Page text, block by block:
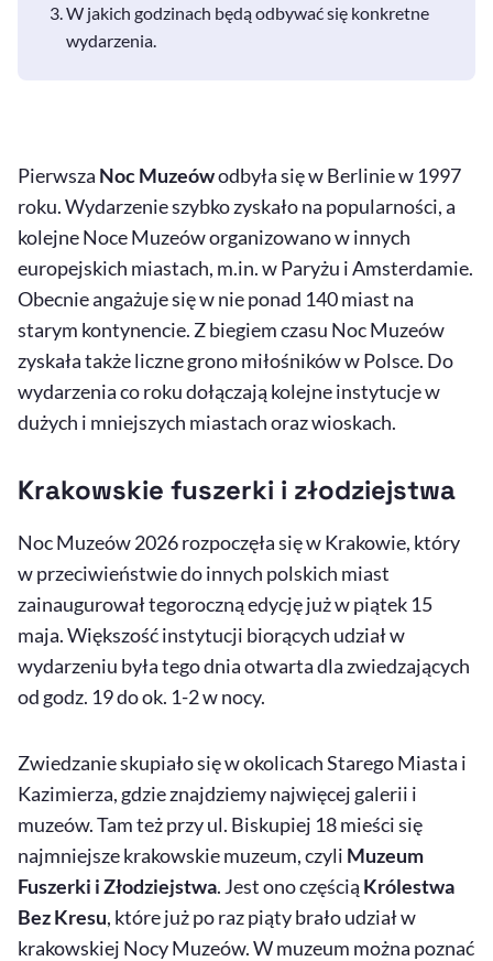
W jakich godzinach będą odbywać się konkretne
wydarzenia.
Pierwsza Noc Muzeówodbyła się w Berlinie w 1997
roku. Wydarzenie szybko zyskało na popularności, a
kolejne Noce Muzeów organizowano w innych
europejskich miastach, m.in. w Paryżu i Amsterdamie.
Obecnie angażuje się w nie ponad 140 miast na
starym kontynencie. Z biegiem czasu Noc Muzeów
zyskała także liczne grono miłośników w Polsce. Do
wydarzenia co roku dołączają kolejne instytucje w
dużych i mniejszych miastach oraz wioskach.
Krakowskie fuszerki i złodziejstwa
Noc Muzeów 2026 rozpoczęła się w Krakowie, który
w przeciwieństwie do innych polskich miast
zainaugurował tegoroczną edycję już w piątek 15
maja. Większość instytucji biorących udział w
wydarzeniu była tego dnia otwarta dla zwiedzających
od godz. 19 do ok. 1-2 w nocy.
Zwiedzanie skupiało się w okolicach Starego Miasta i
Kazimierza, gdzie znajdziemy najwięcej galerii i
muzeów. Tam też przy ul. Biskupiej 18 mieści się
najmniejsze krakowskie muzeum, czyli Muzeum
Fuszerki i Złodziejstwa. Jest ono częścią Królestwa
Bez Kresu, które już po raz piąty brało udział w
krakowskiej Nocy Muzeów. W muzeum można poznać